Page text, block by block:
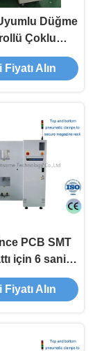
Düğme
Çoklu
PCB Magazin
Yükleyici
Fiyatı Alın
PCB SMT
için 6 saniye
ile SMEMA
Fiyatı Alın